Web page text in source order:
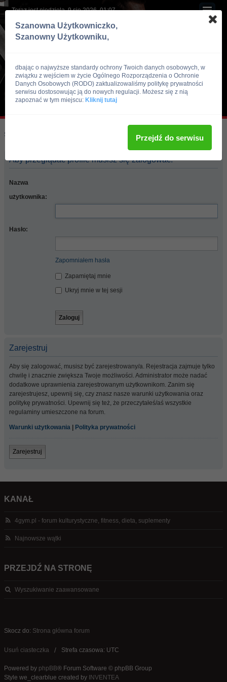
Teraz jest niedziela, 9 sie 2026, 01:07
Skocz do:
Aby przeglądać profile musisz się zalogować.
Nazwa
użytkownika:
Hasło:
Zapomniałem hasła
Zapamiętaj mnie
Ukryj mnie w tej sesji
Zarejestruj
Aby się zalogować, musisz być zarejestrowany/a. Rejestracja zajmuje tylko
chwilę i znacznie zwiększa Twoje możliwości. Administrator może nadać
dodatkowe uprawnienia zarejestrowanym użytkownikom. Zanim się
zarejestrujesz, upewnij się, czy znasz nasze warunki użytkowania oraz
politykę prywatności. Upewnij się też, że przeczytałeś/aś wszystkie
regulaminy umieszczone na forum.
Warunki użytkowania Polityka prywatności
Zarejestruj
KANAŁ
4gym.pl - forum kulturystyczne, fitness, dieta, suplementy
Najnowsze wątki
PRZEJDŹ NA STRONĘ
Wyszukiwanie zaawansowane
Skocz do: Strona główna forum
Usuń ciasteczka Strefa czasowa: UTC
Powered by phpBB® Forum Software © phpBB Group
Style we_clearblue created by INVENTEA
Szanowna Użytkowniczko,
Szanowny Użytkowniku,
dbając o najwyższe standardy ochrony Twoich danych osobowych, w
związku z wejściem w życie Ogólnego Rozporządzenia o Ochronie
Danych Osobowych (RODO) zaktualizowaliśmy politykę prywatności
serwisu dostosowując ją do nowych regulacji. Możesz się z nią
zapoznać w tym miejscu: Kliknij tutaj
Przejdź do serwisu